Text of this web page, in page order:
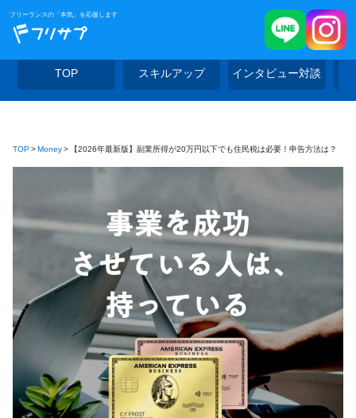
フリーランスの「本気」を応援します
TOP スキルアップ インタビュー対談
TOP Money 【2026年最新版】副業所得が20万円以下でも住民税は必要！申告方法は？